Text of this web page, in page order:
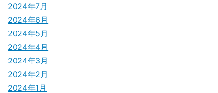
2024年7月
2024年6月
2024年5月
2024年4月
2024年3月
2024年2月
2024年1月